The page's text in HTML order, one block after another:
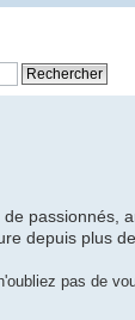
passionnés,
depuis plus
pas de